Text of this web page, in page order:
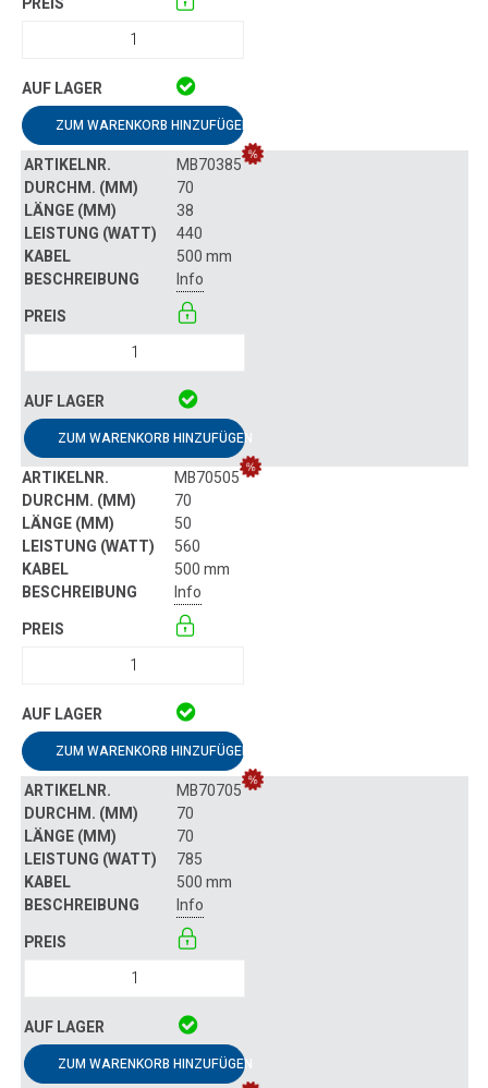
ZUM WARENKORB HINZUFÜGEN
MB70385
70
38
440
500 mm
Info
ZUM WARENKORB HINZUFÜGEN
MB70505
70
50
560
500 mm
Info
ZUM WARENKORB HINZUFÜGEN
MB70705
70
70
785
500 mm
Info
ZUM WARENKORB HINZUFÜGEN